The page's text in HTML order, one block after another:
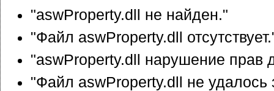
"aswProperty.dll не найден."
"Файл aswProperty.dll
"aswProperty.dll нарушение прав
"Файл aswProperty.dll не удалось